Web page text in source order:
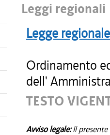
Leggi regionali
Legge regionale
Ordinamento
dell'
TESTO
Avviso legale:Il